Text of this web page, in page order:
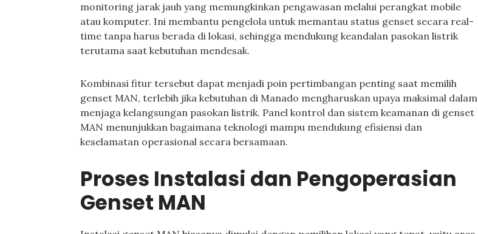
monitoring jarak jauh yang memungkinkan pengawasan melalui perangkat mobile
atau komputer. Ini membantu pengelola untuk memantau status genset secara real-
time tanpa harus berada di lokasi, sehingga mendukung keandalan pasokan listrik
terutama saat kebutuhan mendesak.
Kombinasi fitur tersebut dapat menjadi poin pertimbangan penting saat memilih
genset MAN, terlebih jika kebutuhan di Manado mengharuskan upaya maksimal dalam
menjaga kelangsungan pasokan listrik. Panel kontrol dan sistem keamanan di genset
MAN menunjukkan bagaimana teknologi mampu mendukung efisiensi dan
keselamatan operasional secara bersamaan.
Proses Instalasi dan Pengoperasian
Genset MAN